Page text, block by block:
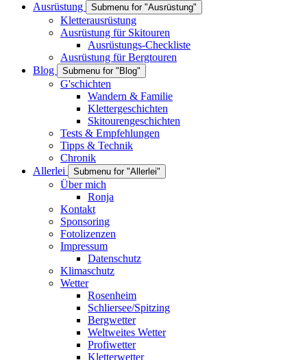
Ausrüstung
Submenu for "Ausrüstung"
Kletterausrüstung
Ausrüstung für Skitouren
Ausrüstungs-Checkliste
Ausrüstung für Bergtouren
Blog
Submenu for "Blog"
G'schichten
Wandern & Familie
Klettergeschichten
Skitourengeschichten
Tests & Empfehlungen
Tipps & Technik
Chronik
Allerlei
Submenu for "Allerlei"
Über mich
Ronja
Kontakt
Sponsoring
Fotolizenzen
Impressum
Datenschutz
Klimaschutz
Wetter
Rosenheim
Schliersee/Spitzing
Bergwetter
Weltweites Wetter
Profiwetter
Kletterwetter